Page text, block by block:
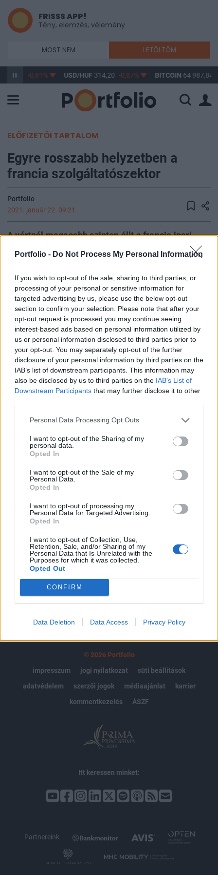
Portfolio - Do Not Process My Personal Information
If you wish to opt-out of the sale, sharing to third parties, or
processing of your personal or sensitive information for
targeted advertising by us, please use the below opt-out
section to confirm your selection. Please note that after your
opt-out request is processed you may continue seeing
interest-based ads based on personal information utilized by
us or personal information disclosed to third parties prior to
your opt-out. You may separately opt-out of the further
disclosure of your personal information by third parties on the
IAB’s list of downstream participants. This information may
also be disclosed by us to third parties on the IAB’s List of
Downstream Participants that may further disclose it to other
Personal Data Processing Opt Outs
I want to opt-out of the Sharing of my
personal data.
Opted In
I want to opt-out of the Sale of my
Personal Data.
Opted In
I want to opt-out of processing my
Personal Data for Targeted Advertising.
Opted In
I want to opt-out of Collection, Use,
Retention, Sale, and/or Sharing of my
Personal Data that Is Unrelated with the
Purposes for which it was collected.
Opted Out
CONFIRM
Data Deletion Data Access Privacy Policy
FRISSS APP!
Tény, elemzés, vélemény
MOST NEM LETÖLTÖM
363,17 -0,61% USD/HUF 314,20 -0,87% BITCOIN 64 987,84
ELŐFIZETŐI TARTALOM
Egyre rosszabb helyzetben a
francia szolgáltatószektor
Portfolio
2021. január 22. 09:21
A vártnál magasabb szinten állt a francia ipari
beszerzésimenedzser-index januárban az IHS
Markit friss közlése szerint, és még az előző
hónaphoz képest is nőni tudott. A
szolgáltatószektori BMI viszont alacsonyabb, mint
egy hónappal ezelőtt volt.
Közétette az IHS Markit a friss beszerzésimenedzser-
indexeket Franciaországból. A feldolgozóipar a vártnál
jobban teljesít januárban, az elemzők által várt 50,5 pont
helyett 51,5 ponton állt az index. 50 pont feletti szám a
szektor növekedését mutatja, az alatt az index a
zsugorodást jelzi előre. Az előző hónapban 51,1 ponton állt
a feldolgozóipari index, így januárban még...
KEDVES OLVASÓNK!
A keresett cikk a portfolio.hu hírarchívumához
tartozik, melynek olvasása előfizetéses
Az előfizetés a következőket tartalmazza:
Portfolio.hu teljes cikkarchívum
Kötéslisták: BÉT elmúlt 2 év napon belüli
kötéslistái
Előfizetés
MÁR ELŐFIZETŐNK VAGY?BEJELENTKEZÉS
© 2026 Portfolio
impresszum
jogi nyilatkozat
süti beállítások
adatvédelem
szerzői jogok médiaajánlat
karrier
kommentkezelés
ÁSZF
Itt keressen minket:
Partnereink